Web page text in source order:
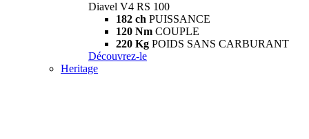
Diavel V4 RS 100
182 ch PUISSANCE
120 Nm COUPLE
220 Kg POIDS SANS CARBURANT
Découvrez-le
Heritage